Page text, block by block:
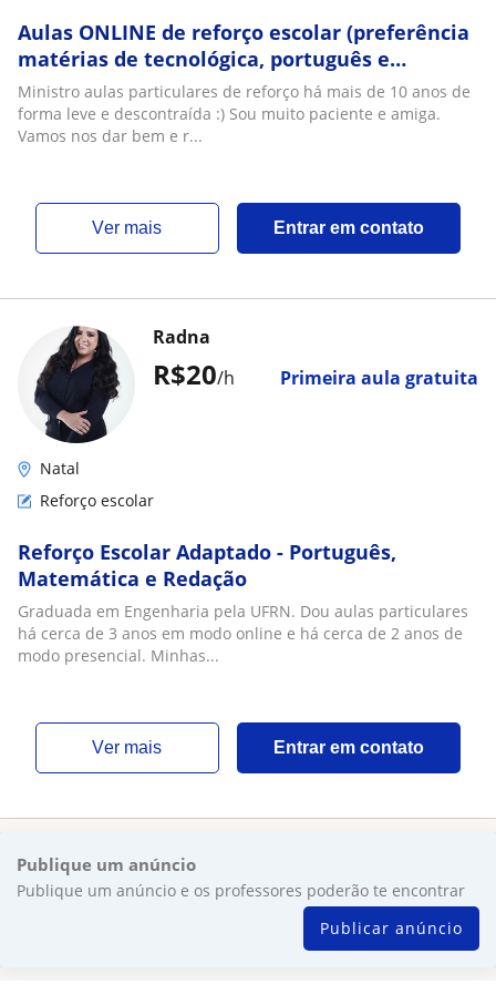
Aulas ONLINE de reforço escolar (preferência
matérias de tecnológica, português e
redação)
Ministro aulas particulares de reforço há mais de 10 anos de
forma leve e descontraída :) Sou muito paciente e amiga.
Vamos nos dar bem e r...
ver mais Entrar em contato
R$20/h Primeira aula gratuita
Radna
Natal
Reforço escolar
Reforço Escolar Adaptado - Português,
Matemática e Redação
Graduada em Engenharia pela UFRN. Dou aulas particulares
há cerca de 3 anos em modo online e há cerca de 2 anos de
modo presencial. Minhas...
ver mais Entrar em contato
Publique um anúncio
Publique um anúncio e os professores poderão te encontrar
Publicar anúncio